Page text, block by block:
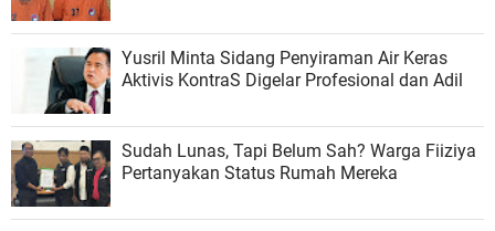
Yusril Minta Sidang Penyiraman Air Keras
Aktivis KontraS Digelar Profesional dan Adil
Sudah Lunas, Tapi Belum Sah? Warga Fiiziya
Pertanyakan Status Rumah Mereka